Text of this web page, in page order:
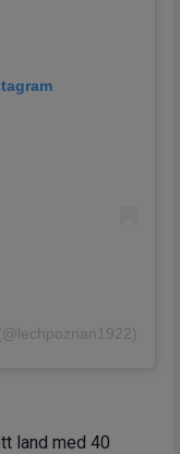
land med 40